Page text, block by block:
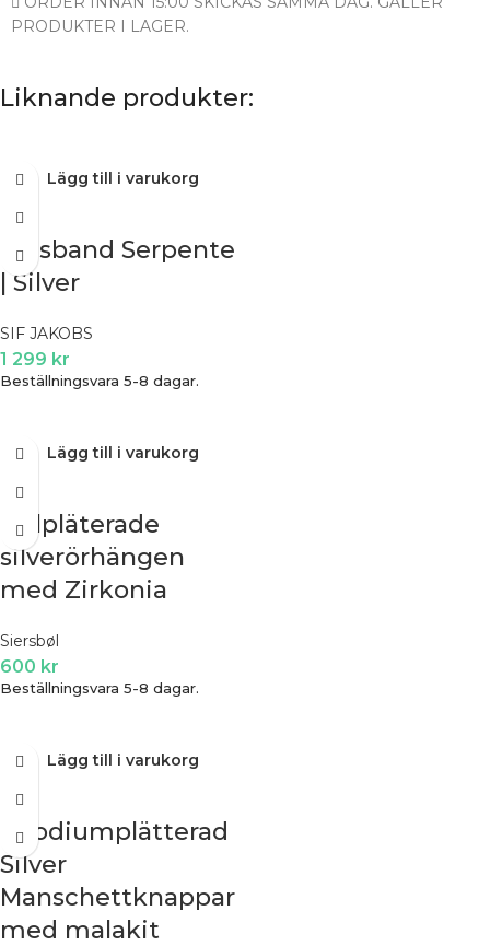
PRODUKTER I LAGER.
Liknande produkter:
Lägg till i varukorg
Halsband Serpente
| Silver
SIF JAKOBS
1 299 kr
Beställningsvara 5-8 dagar.
Lägg till i varukorg
Gulpläterade
silverörhängen
med Zirkonia
Siersbøl
600 kr
Beställningsvara 5-8 dagar.
Lägg till i varukorg
Rhodiumplätterad
Silver
Manschettknappar
med malakit